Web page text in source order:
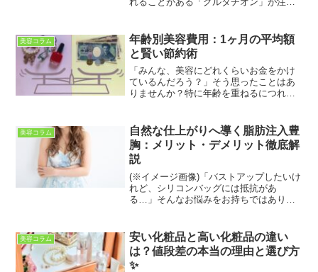
でのサポートが期待されている成分で
す。一方で、「本当に美...
美容コラム
年齢別美容費用：1ヶ月の平均額
と賢い節約術
「みんな、美容にどれくらいお金をかけ
ているんだろう？」そう思ったことはあ
りませんか？特に年齢を重ねるにつれ
代別の美容費用の平均額を詳しく解説。
スキンケア、ヘアケア、メイ...
美容コラム
自然な仕上がりへ導く脂肪注入豊
胸：メリット・デメリット徹底解
説
(※イメージ画像)「バストアップしたいけ
れど、シリコンバッグには抵抗があ
る…」そんなお悩みをお持ちではありま
自然な仕上がりと触り心地が期待できる
豊胸術です。しかし、その...
美容コラム
安い化粧品と高い化粧品の違い
は？値段差の本当の理由と選び方
✨